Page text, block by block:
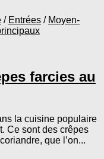
/ Entrées / Moyen-
farcies au
la cuisine populaire
Ce sont des crêpes
que l’on...